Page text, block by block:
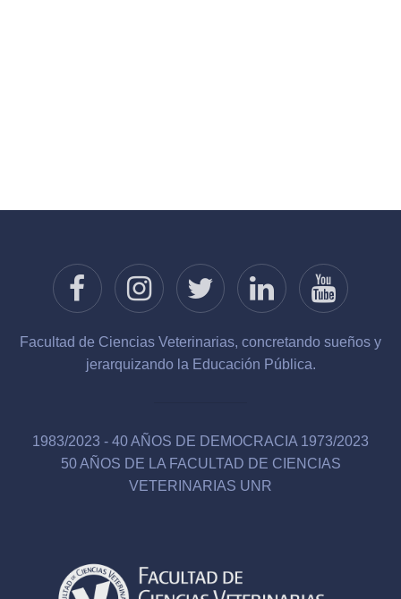
Facultad de Ciencias Veterinarias, concretando sueños y
jerarquizando la Educación Pública.
1983/2023 - 40 AÑOS DE DEMOCRACIA 1973/2023
50 AÑOS DE LA FACULTAD DE CIENCIAS
VETERINARIAS UNR